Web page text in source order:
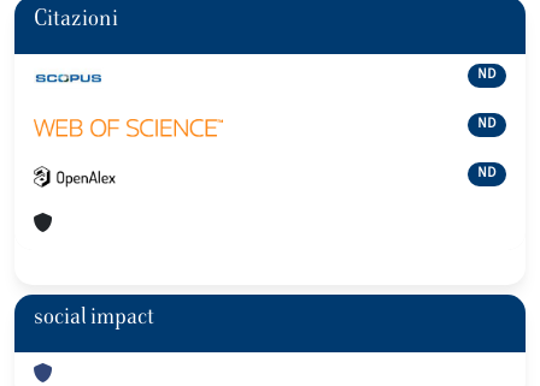
Citazioni
ND
ND
ND
social impact